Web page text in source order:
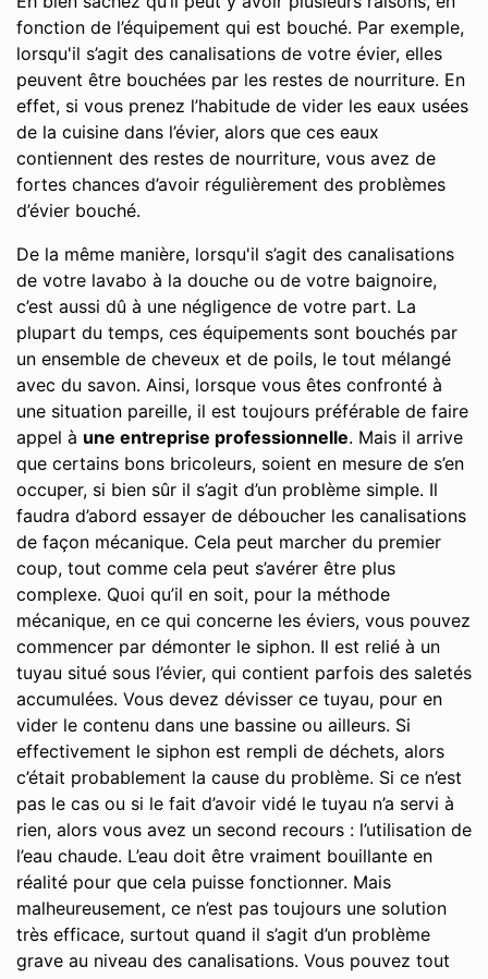
fonction de l’équipement qui est bouché. Par exemple,
lorsqu'il s’agit des canalisations de votre évier, elles
peuvent être bouchées par les restes de nourriture. En
effet, si vous prenez l’habitude de vider les eaux usées
de la cuisine dans l’évier, alors que ces eaux
contiennent des restes de nourriture, vous avez de
fortes chances d’avoir régulièrement des problèmes
d’évier bouché.
De la même manière, lorsqu'il s’agit des canalisations
de votre lavabo à la douche ou de votre baignoire,
c’est aussi dû à une négligence de votre part. La
plupart du temps, ces équipements sont bouchés par
un ensemble de cheveux et de poils, le tout mélangé
avec du savon. Ainsi, lorsque vous êtes confronté à
une situation pareille, il est toujours préférable de faire
appel à une entreprise professionnelle. Mais il arrive
que certains bons bricoleurs, soient en mesure de s’en
occuper, si bien sûr il s’agit d’un problème simple. Il
faudra d’abord essayer de déboucher les canalisations
de façon mécanique. Cela peut marcher du premier
coup, tout comme cela peut s’avérer être plus
complexe. Quoi qu’il en soit, pour la méthode
mécanique, en ce qui concerne les éviers, vous pouvez
commencer par démonter le siphon. Il est relié à un
tuyau situé sous l’évier, qui contient parfois des saletés
accumulées. Vous devez dévisser ce tuyau, pour en
vider le contenu dans une bassine ou ailleurs. Si
effectivement le siphon est rempli de déchets, alors
c’était probablement la cause du problème. Si ce n’est
pas le cas ou si le fait d’avoir vidé le tuyau n’a servi à
rien, alors vous avez un second recours : l’utilisation de
l’eau chaude. L’eau doit être vraiment bouillante en
réalité pour que cela puisse fonctionner. Mais
malheureusement, ce n’est pas toujours une solution
très efficace, surtout quand il s’agit d’un problème
grave au niveau des canalisations. Vous pouvez tout